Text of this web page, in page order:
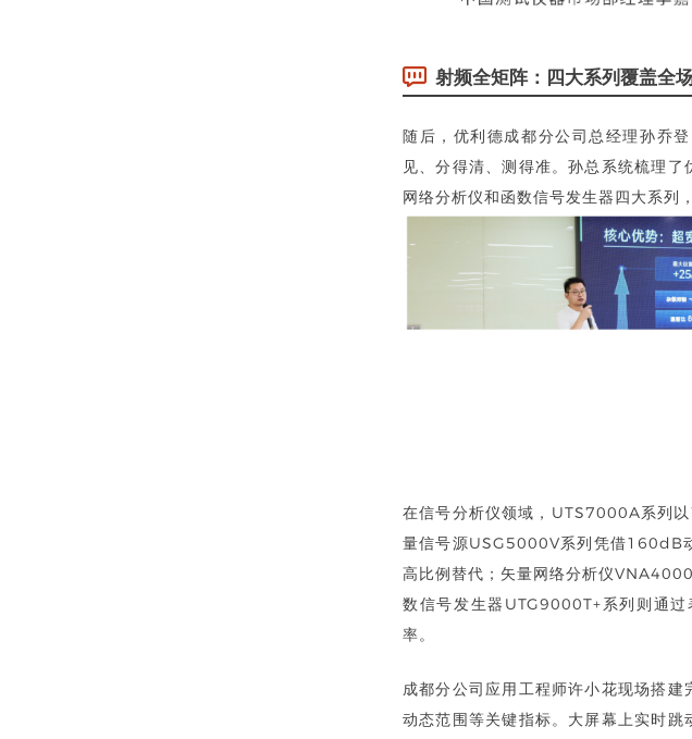
射频全矩阵：四大系列覆盖全
随后， 优利德成都分公司总经理孙乔
见、分得清、测得准。孙总系统梳理
网络分析仪和函数信号发生器四大系列
在信号分析仪领域，UTS7000A系列
量信号源USG5000V系列凭借160dB
高比例替代；矢量网络分析仪
数信号发生器UTG9000T+系列则通
率。
成都分公司应用工程师许小花现场搭
动态范围等关键指标。大屏幕上实时